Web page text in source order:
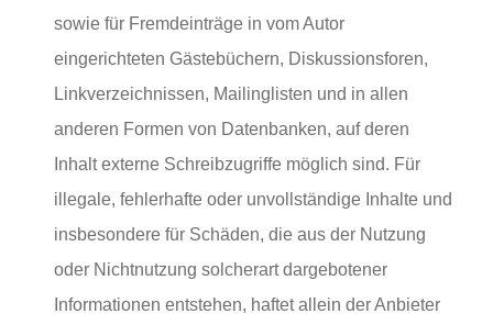
sowie für Fremdeinträge in vom Autor
eingerichteten Gästebüchern, Diskussionsforen,
Linkverzeichnissen, Mailinglisten und in allen
anderen Formen von Datenbanken, auf deren
Inhalt externe Schreibzugriffe möglich sind. Für
illegale, fehlerhafte oder unvollständige Inhalte und
insbesondere für Schäden, die aus der Nutzung
oder Nichtnutzung solcherart dargebotener
Informationen entstehen, haftet allein der Anbieter